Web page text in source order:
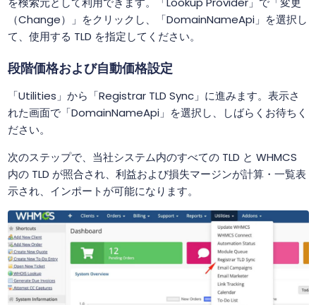
（Change）」をクリックし、「DomainNameApi」を選択し
て、使用する TLD を指定してください。
段階価格および自動価格設定
「Utilities」から「Registrar TLD Sync」に進みます。表示さ
れた画面で「DomainNameApi」を選択し、しばらくお待ちく
ださい。
次のステップで、当社システム内のすべての TLD と WHMCS
内の TLD が照合され、利益および損失マージンが計算・一覧表
示され、インポートが可能になります。